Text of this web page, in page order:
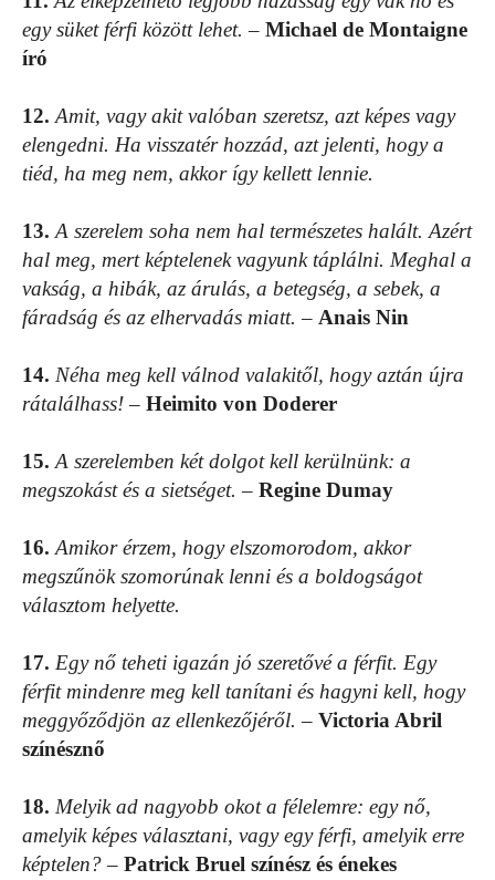
egy süket férfi között lehet. – Michael de Montaigne
író
12. Amit, vagy akit valóban szeretsz, azt képes vagy
elengedni. Ha visszatér hozzád, azt jelenti, hogy a
tiéd, ha meg nem, akkor így kellett lennie.
13. A szerelem soha nem hal természetes halált. Azért
hal meg, mert képtelenek vagyunk táplálni. Meghal a
vakság, a hibák, az árulás, a betegség, a sebek, a
fáradság és az elhervadás miatt. – Anais Nin
14. Néha meg kell válnod valakitől, hogy aztán újra
rátalálhass!– Heimito von Doderer
15. A szerelemben két dolgot kell kerülnünk: a
megszokást és a sietséget. – Regine Dumay
16. Amikor érzem, hogy elszomorodom, akkor
megszűnök szomorúnak lenni és a boldogságot
választom helyette.
17. Egy nő teheti igazán jó szeretővé a férfit. Egy
férfit mindenre meg kell tanítani és hagyni kell, hogy
meggyőződjön az ellenkezőjéről. – Victoria Abril
színésznő
18. Melyik ad nagyobb okot a félelemre: egy nő,
amelyik képes választani, vagy egy férfi, amelyik erre
képtelen?– Patrick Bruel színész és énekes